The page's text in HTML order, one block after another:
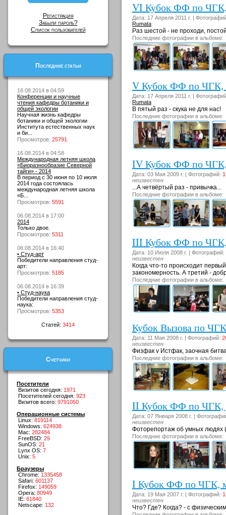
Регистрация
Забыли пароль?
Список пользователей
Последние статьи
16.08.2014 в 04:59
Конференции и научные
чтения кафедры ботаники и
общей экологии
Научная жизнь кафедры
ботаники и общей экологии
Института естественных наук
и би...
Просмотров: 25791
16.08.2014 в 04:58
Международная летняя школа
«Биоразнообразие Северной
тайги» - 2014
В период с 30 июня по 10 июля
2014 года состоялась
международная летняя школа
«Б...
Просмотров: 5591
06.08.2014 в 17:00
2014
Только двое.
Просмотров: 5311
06.08.2014 в 16:40
• Студ-арт
Победители направления студ-
арт:
Просмотров: 5185
06.08.2014 в 16:39
• Студ-наука
Победители направления студ-
наука:
Просмотров: 5353
Статей: 3414
Счетчики
Посетители
Визитов сегодня: 1971
Посетителей сегодня: 923
Визитов всего: 9791050
Операционные системы
Linux: 819114
Windows: 624938
Mac: 282484
FreeBSD: 29
SunOS: 21
Lynx OS: 7
Unix: 5
Браузеры
Chrome: 1335458
Safari: 601137
Firefox: 149059
Opera: 80949
IE: 61840
Netscape: 132
VI Кубок ФФ по ЧГК,
Дата: 17 Апреля 2011 г. |
Rumata
Раз шестой - не проходи,
Последние фотографии в альбоме:
V Кубок ФФ по ЧГК,
Дата: 17 Апреля 2011 г. |
Rumata
В пятый раз - скука не для нас!
Последние фотографии в альбоме:
IV Кубок ФФ по ЧГК,
Дата: 03 Мая 2009 г. | Фотографий:
неизвестен
...А четвёртый раз - привычка...
Последние фотографии в альбоме:
III Кубок ФФ по ЧГК,
Дата: 10 Июля 2008 г. | Фотографий:
неизвестен
Когда что-то происходит
закономерность. А третий -
Последние фотографии в альбоме:
Кубок Вызова по
Дата: 11 Мая 2008 г. | Фотографий:
неизвестен
Физфак v Истфак, заочная
Последние фотографии в альбоме:
II Кубок ФФ по ЧГК,
Дата: 07 Января 2008 г. |
неизвестен
Фоторепортаж об умных людях
Последние фотографии в альбоме:
I Кубок ФФ по ЧГК,
Дата: 19 Мая 2007 г. | Фотографий:
неизвестен
Что? Где? Когда? - с